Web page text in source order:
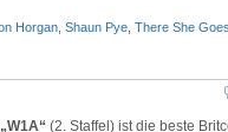
Horgan Shaun Pye There She Goes
„W1A“ (2. Staffel) ist die beste